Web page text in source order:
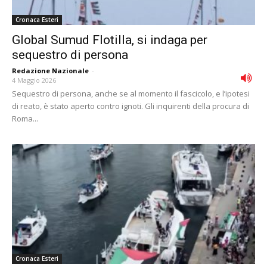
Cronaca Esteri
Global Sumud Flotilla, si indaga per
sequestro di persona
Redazione Nazionale -
4 Maggio 2026
Sequestro di persona, anche se al momento il fascicolo, e l’ipotesi
di reato, è stato aperto contro ignoti. Gli inquirenti della procura di
Roma...
Cronaca Esteri